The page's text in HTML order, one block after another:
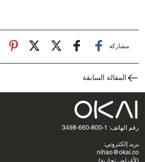
مشاركة
المقالة السابقة
رقم الهاتف: 1-800-660-3498
بريد إلكتروني:
nihao@okai.co
(لأغراض تجارية)